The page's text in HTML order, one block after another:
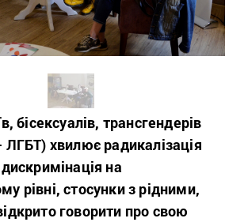
бісексуалів, трансгендерів
ЛГБТ) хвилює радикалізація
на
рівні, стосунки з рідними,
говорити про свою